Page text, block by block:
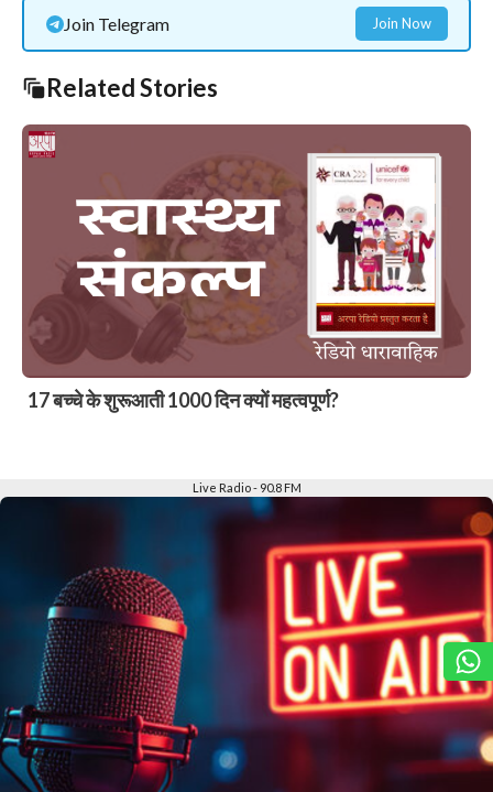
Join Telegram Join Now
Related Stories
17 बच्चे के शुरूआती 1000 दिन क्यों महत्वपूर्ण?
Live Radio - 90.8 FM